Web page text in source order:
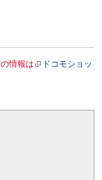
情報は
ドコモショッ